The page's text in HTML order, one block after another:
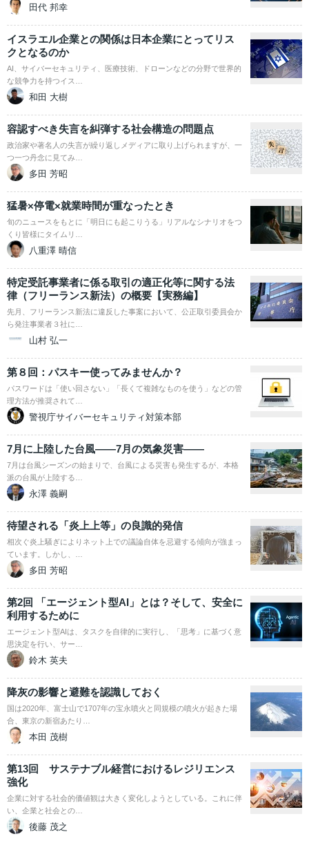
田代 邦幸
イスラエル企業との関係は日本企業にとってリス
クとなるのか
AI、サイバーセキュリティ、医療技術、ドローンなどの分野で世界的
な競争力を持つイス…
和田 大樹
容認すべき失言を糾弾する社会構造の問題点
政治家や著名人の失言が繰り返しメディアに取り上げられますが、一
つ一つ丹念に見てみ…
多田 芳昭
猛暑×停電×就業時間が重なったとき
旬のニュースをもとに「明日にも起こりうる」リアルなシナリオをつ
くり皆様にタイムリ…
八重澤 晴信
特定受託事業者に係る取引の適正化等に関する法
律（フリーランス新法）の概要【実務編】
先月、フリーランス新法に違反した事案において、公正取引委員会か
ら発注事業者３社に…
山村 弘一
第８回：パスキー使ってみませんか？
パスワードは「使い回さない」「長くて複雑なものを使う」などの管
理方法が推奨されて…
警視庁サイバーセキュリティ対策本部
7月に上陸した台風――7月の気象災害――
7月は台風シーズンの始まりで、台風による災害も発生するが、本格
派の台風が上陸する…
永澤 義嗣
待望される「炎上上等」の良識的発信
相次ぐ炎上騒ぎによりネット上での議論自体を忌避する傾向が強まっ
ています。しかし、…
多田 芳昭
第2回 「エージェント型AI」とは？そして、安全に
利用するために
エージェント型AIは、タスクを自律的に実行し、「思考」に基づく意
思決定を行い、サー…
鈴木 英夫
降灰の影響と避難を認識しておく
国は2020年、富士山で1707年の宝永噴火と同規模の噴火が起きた場
合、東京の新宿あたり…
本田 茂樹
第13回 サステナブル経営におけるレジリエンス
強化
企業に対する社会的価値観は大きく変化しようとしている。これに伴
い、企業と社会との…
後藤 茂之